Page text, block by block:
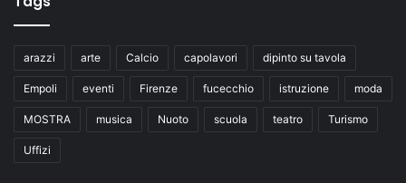
arazzi arte Calcio capolavori dipinto su tavola
Empoli eventi Firenze fucecchio istruzione moda
MOSTRA musica Nuoto scuola teatro Turismo
Uffizi